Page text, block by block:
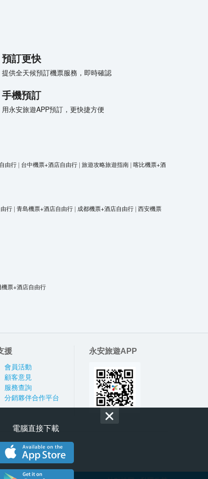
預訂更快
提供全天候預訂機票服務，即時確認
手機預訂
用永安旅遊APP預訂，更快捷方便
由行 | 台中機票+酒店自由行 | 旅遊攻略旅遊指南 | 喀比機票+酒
行 | 青島機票+酒店自由行 | 成都機票+酒店自由行 | 西安機票
票+酒店自由行
援
會員活動
顧客意見
服務查詢
分銷夥伴合作平台
永安旅遊APP
電腦直接下載